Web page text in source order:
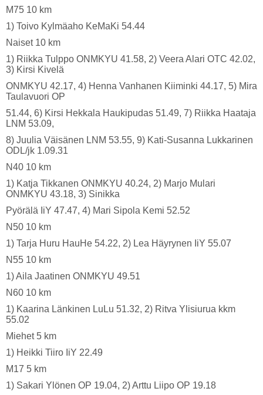
M75 10 km
1) Toivo Kylmäaho KeMaKi 54.44
Naiset 10 km
1) Riikka Tulppo ONMKYU 41.58, 2) Veera Alari OTC 42.02,
3) Kirsi Kivelä
ONMKYU 42.17, 4) Henna Vanhanen Kiiminki 44.17, 5) Mira
Taulavuori OP
51.44, 6) Kirsi Hekkala Haukipudas 51.49, 7) Riikka Haataja
LNM 53.09,
8) Juulia Väisänen LNM 53.55, 9) Kati-Susanna Lukkarinen
ODL/jk 1.09.31
N40 10 km
1) Katja Tikkanen ONMKYU 40.24, 2) Marjo Mulari
ONMKYU 43.18, 3) Sinikka
Pyörälä IiY 47.47, 4) Mari Sipola Kemi 52.52
N50 10 km
1) Tarja Huru HauHe 54.22, 2) Lea Häyrynen IiY 55.07
N55 10 km
1) Aila Jaatinen ONMKYU 49.51
N60 10 km
1) Kaarina Länkinen LuLu 51.32, 2) Ritva Ylisiurua kkm
55.02
Miehet 5 km
1) Heikki Tiiro IiY 22.49
M17 5 km
1) Sakari Ylönen OP 19.04, 2) Arttu Liipo OP 19.18